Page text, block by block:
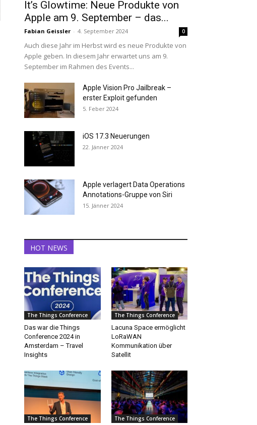
It’s Glowtime: Neue Produkte von
Apple am 9. September – das...
Fabian Geissler - 4. September 2024 0
Auch diese Jahr im Herbst wird es neue Produkte von
Apple geben. In diesem Jahr erwartet uns am 9.
September im Rahmen des Events...
Apple Vision Pro Jailbreak –
erster Exploit gefunden
5. Feber 2024
iOS 17.3 Neuerungen
22. Jänner 2024
Apple verlagert Data Operations
Annotations-Gruppe von Siri
15. Jänner 2024
HOT NEWS
The Things Conference
Das war die Things
Conference 2024 in
Amsterdam – Travel
Insights
The Things Conference
Lacuna Space ermöglicht
LoRaWAN
Kommunikation über
Satellit
The Things Conference The Things Conference